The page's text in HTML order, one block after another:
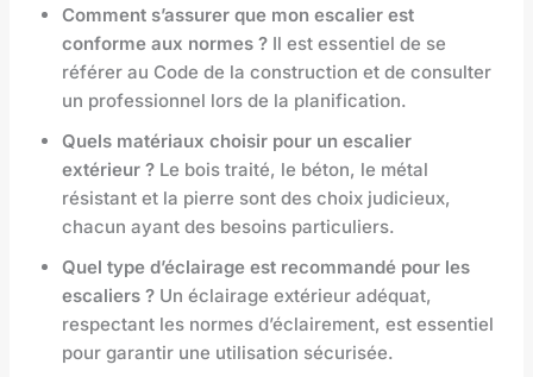
Comment s’assurer que mon escalier est
conforme aux normes ? Il est essentiel de se
référer au Code de la construction et de consulter
un professionnel lors de la planification.
Quels matériaux choisir pour un escalier
extérieur ? Le bois traité, le béton, le métal
résistant et la pierre sont des choix judicieux,
chacun ayant des besoins particuliers.
Quel type d’éclairage est recommandé pour les
escaliers ? Un éclairage extérieur adéquat,
respectant les normes d’éclairement, est essentiel
pour garantir une utilisation sécurisée.